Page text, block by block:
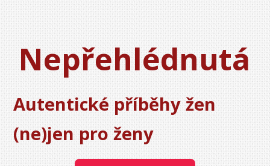
Nepřehlédnutá
Autentické příběhy žen
(ne)jen pro ženy